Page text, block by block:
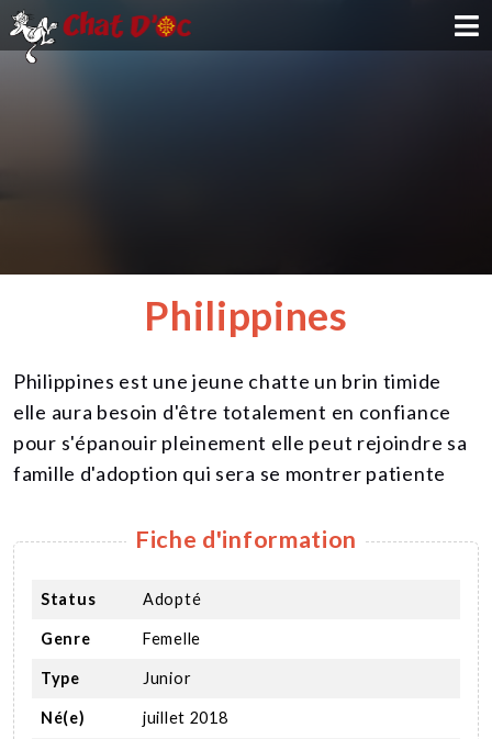
NOUS SOUTENIR
CONTACT
Philippines
Philippines est une jeune chatte un brin timide
elle aura besoin d'être totalement en confiance
pour s'épanouir pleinement elle peut rejoindre sa
famille d'adoption qui sera se montrer patiente
Fiche d'information
Status Adopté
Genre Femelle
Type Junior
Né(e) juillet 2018